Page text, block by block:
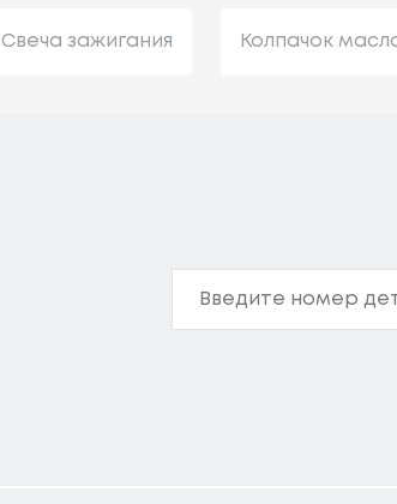
Свеча зажигания Колпачок